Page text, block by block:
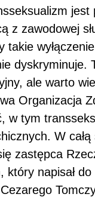
jest
z zawodowej
takie
dyskryminuje.
ale warto
Organizacja
w tym
W całą
zastępca
który napisał